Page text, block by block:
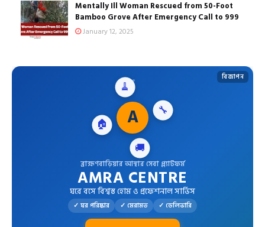
Mentally Ill Woman Rescued from 50-Foot
Bamboo Grove After Emergency Call to 999
January 12, 2025
বিজ্ঞাপন
🧹
🔧
🚚
A
ব্রাহ্মণবাড়িয়ার আস্থার সেবা প্ল্যাটফর্ম
AMRA CENTRE
ঘরে বসে বিশ্বস্ত হোম ও প্রফেশনাল সার্ভিস
✓ ঘর পরিষ্কার ✓ মেরামত ✓ ডেলিভারি